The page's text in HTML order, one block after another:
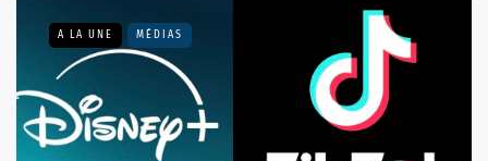
A LA UNE MÉDIAS